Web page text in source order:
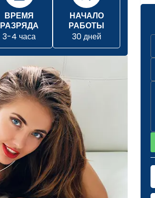
ВРЕМЯ
РАЗРЯДА
3-4 часа
НАЧАЛО
РАБОТЫ
30 дней